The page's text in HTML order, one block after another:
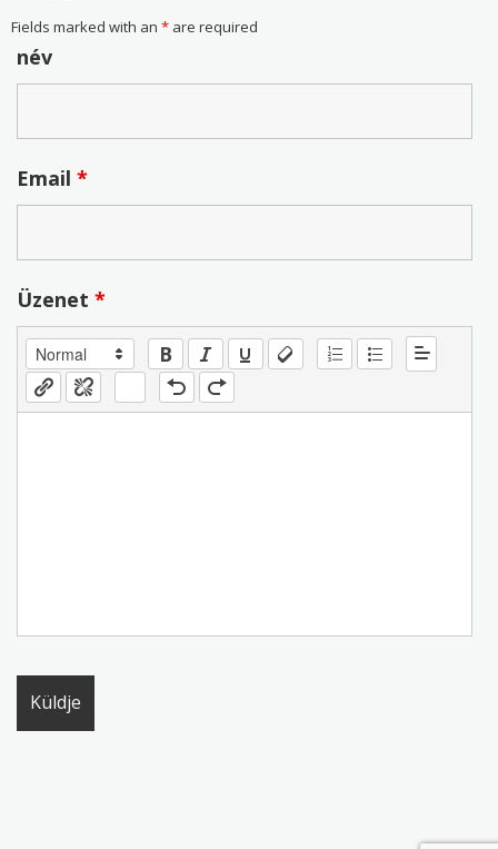
Fields marked with an *are required
név
Email *
Üzenet *